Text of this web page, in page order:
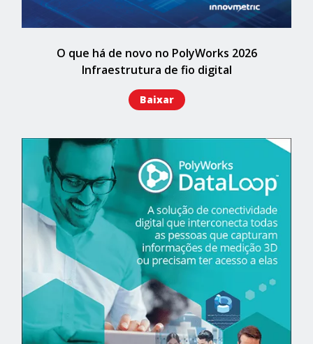
O que há de novo no PolyWorks 2026
Infraestrutura de fio digital
Baixar